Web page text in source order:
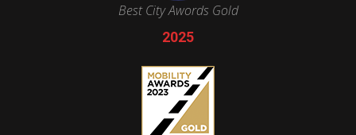
Best City Awords Gold
2025